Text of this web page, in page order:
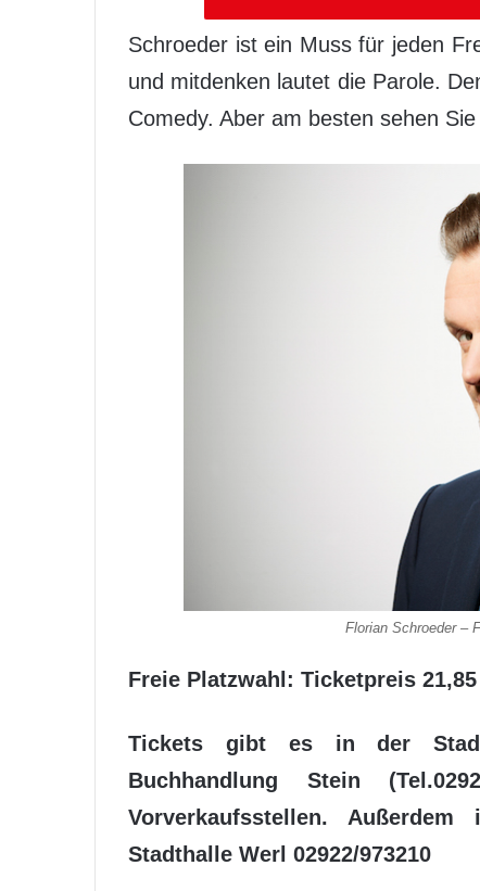
Schroeder ist ein Muss für jeden
und mitdenken lautet die Parole.
Comedy. Aber am besten sehen
Florian Schroeder –
Freie Platzwahl: Ticketpreis
Tickets gibt es in der
Buchhandlung Stein
Vorverkaufsstellen.
Stadthalle Werl 02922/973210